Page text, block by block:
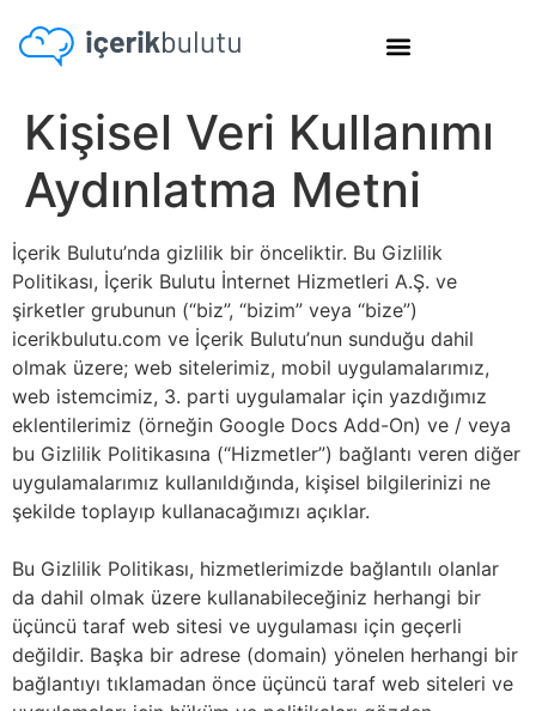
Kişisel Veri Kullanımı
Aydınlatma Metni
İçerik Bulutu’nda gizlilik bir önceliktir. Bu Gizlilik
Politikası, İçerik Bulutu İnternet Hizmetleri A.Ş. ve
şirketler grubunun (“biz”, “bizim” veya “bize”)
icerikbulutu.com ve İçerik Bulutu’nun sunduğu dahil
olmak üzere; web sitelerimiz, mobil uygulamalarımız,
web istemcimiz, 3. parti uygulamalar için yazdığımız
eklentilerimiz (örneğin Google Docs Add-On) ve / veya
bu Gizlilik Politikasına (“Hizmetler”) bağlantı veren diğer
uygulamalarımız kullanıldığında, kişisel bilgilerinizi ne
şekilde toplayıp kullanacağımızı açıklar.
Bu Gizlilik Politikası, hizmetlerimizde bağlantılı olanlar
da dahil olmak üzere kullanabileceğiniz herhangi bir
üçüncü taraf web sitesi ve uygulaması için geçerli
değildir. Başka bir adrese (domain) yönelen herhangi bir
bağlantıyı tıklamadan önce üçüncü taraf web siteleri ve